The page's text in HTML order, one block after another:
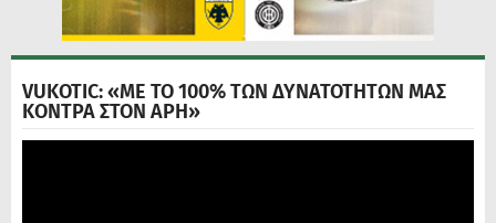
VUKOTIC: «ΜΕ ΤΟ 100% ΤΩΝ ΔΥΝΑΤΟΤΗΤΩΝ ΜΑΣ
ΚΟΝΤΡΑ ΣΤΟΝ ΑΡΗ»